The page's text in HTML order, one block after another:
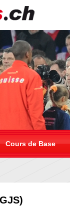
Cours de Base